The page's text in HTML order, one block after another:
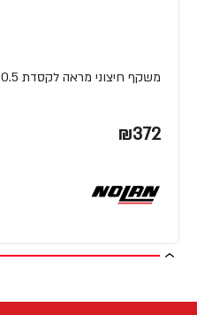
משקף חיצוני מראה לקסדת N40.5
₪372